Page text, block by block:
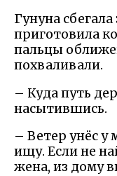
Гунуна
приготовила
пальцы
похваливали.
– Куда путь
насытившись.
– Ветер унёс у
ищу. Если не
жена, из дому